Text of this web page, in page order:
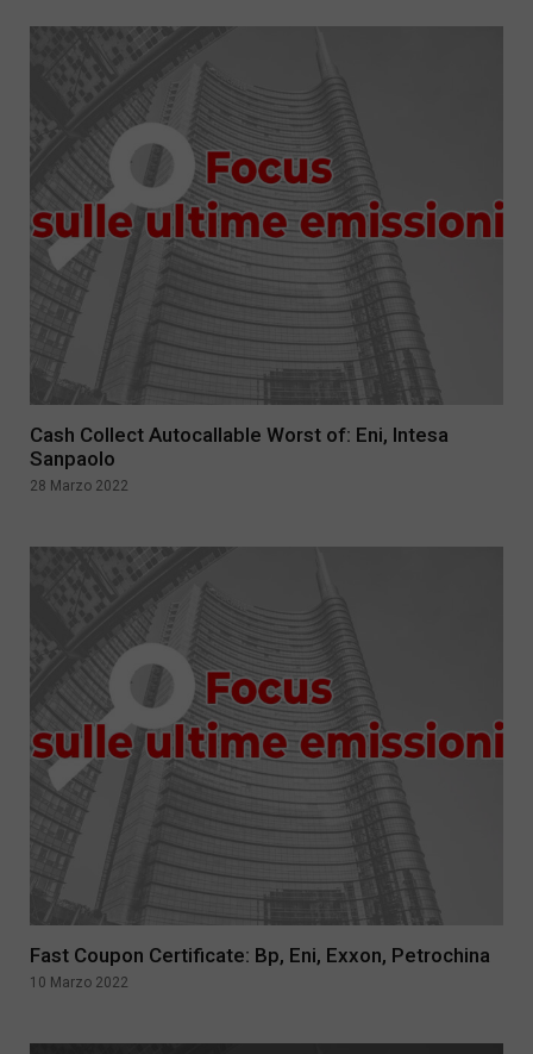
Cash Collect Autocallable Worst of: Eni, Intesa
Sanpaolo
28 Marzo 2022
Fast Coupon Certificate: Bp, Eni, Exxon, Petrochina
10 Marzo 2022